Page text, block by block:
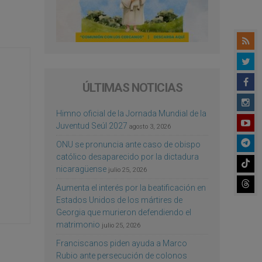
ÚLTIMAS NOTICIAS
Himno oficial de la Jornada Mundial de la
Juventud Seúl 2027 agosto 3, 2026
ONU se pronuncia ante caso de obispo
católico desaparecido por la dictadura
nicaragüense julio 25, 2026
Aumenta el interés por la beatificación en
Estados Unidos de los mártires de
Georgia que murieron defendiendo el
matrimonio julio 25, 2026
Franciscanos piden ayuda a Marco
Rubio ante persecución de colonos